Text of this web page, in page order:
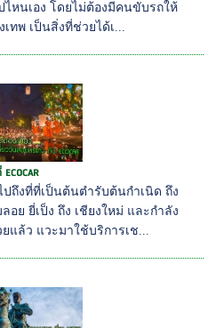
หนเอง โดยไม่ต้องมีคนขับรถให้
เทพ เป็นสิ่งที่ช่วยได้เ...
ถึงที่ที่เป็นต้นตำรับต้นกำเนิด ถึง
ย ยี่เป็ง ถึง เชียงใหม่ และกำลัง
แล้ว แวะมาใช้บริการเช...